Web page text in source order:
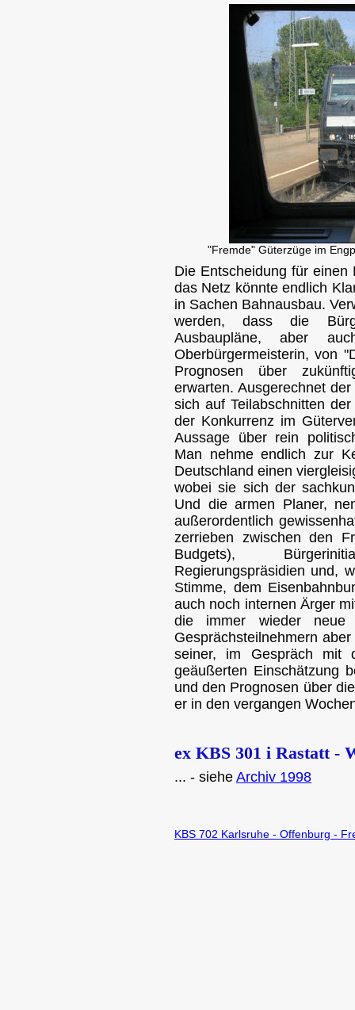
"Fremde" Güterzüge im
Die Entscheidung für
das Netz könnte endlich
in Sachen Bahnausbau.
werden, dass die
Ausbaupläne, aber
Oberbürgermeisterin, von
Prognosen über
erwarten. Ausgerechnet
sich auf Teilabschnitten
der Konkurrenz im
Aussage über rein
Man nehme endlich zur
Deutschland einen
wobei sie sich der
Und die armen Planer,
außerordentlich
zerrieben zwischen den
Budgets),
Regierungspräsidien und,
Stimme, dem
auch noch internen Ärger
die immer wieder neue
Gesprächsteilnehmern
seiner, im Gespräch mit
geäußerten Einschätzung
und den Prognosen über
er in den vergangen
ex KBS 301 i Rastatt -
... - siehe Archiv 1998
KBS 702 Karlsruhe - Offenburg -